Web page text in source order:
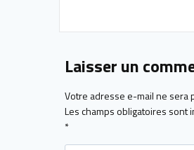
Laisser un
Votre adresse e-mail ne sera
Les champs obligatoires sont
*